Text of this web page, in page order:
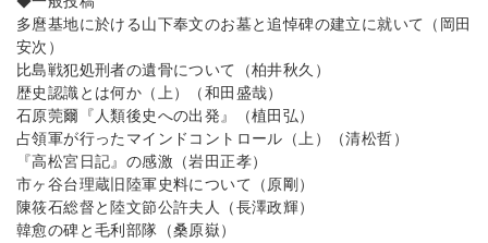
多麿基地に於ける山下奉文のお墓と追悼碑の建立に就いて（岡田
安次）
比島戦犯処刑者の遺骨について（柏井秋久）
歴史認識とは何か（上）（和田盛哉）
石原莞爾『人類後史への出発』（植田弘）
占領軍が行ったマインドコントロール（上）（清松哲）
『高松宮日記』の感激（岩田正孝）
市ヶ谷台理蔵旧陸軍史料について（原剛）
陳筱石総督と陸文節公許夫人（長澤政輝）
韓愈の碑と毛利部隊（桑原嶽）